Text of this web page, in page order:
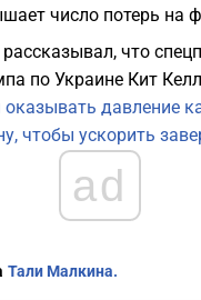
число потерь на
что
по Украине Кит
давление
чтобы ускорить
ad
Тали Малкина.